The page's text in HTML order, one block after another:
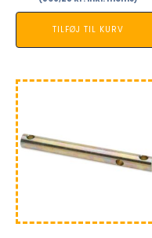
TILFØJ TIL KURV